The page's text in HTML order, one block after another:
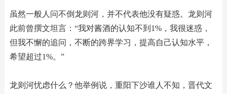
虽然一般人问不倒龙则河，并不代表他没有疑惑。龙则河
此前曾撰文坦言：“我对酱酒的认知不到1%，我很迷惑，
但我不懈的追问，不断的跨界学习，提高自己认知水平，
希望超过1%。”
龙则河忧虑什么？他举例说，重阳下沙谁人不知，晋代文